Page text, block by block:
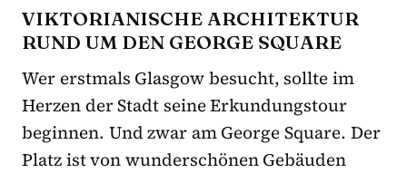
VIKTORIANISCHE ARCHITEKTUR
RUND UM DEN GEORGE SQUARE
Wer erstmals Glasgow besucht, sollte im
Herzen der Stadt seine Erkundungstour
beginnen. Und zwar am George Square. Der
Platz ist von wunderschönen Gebäuden